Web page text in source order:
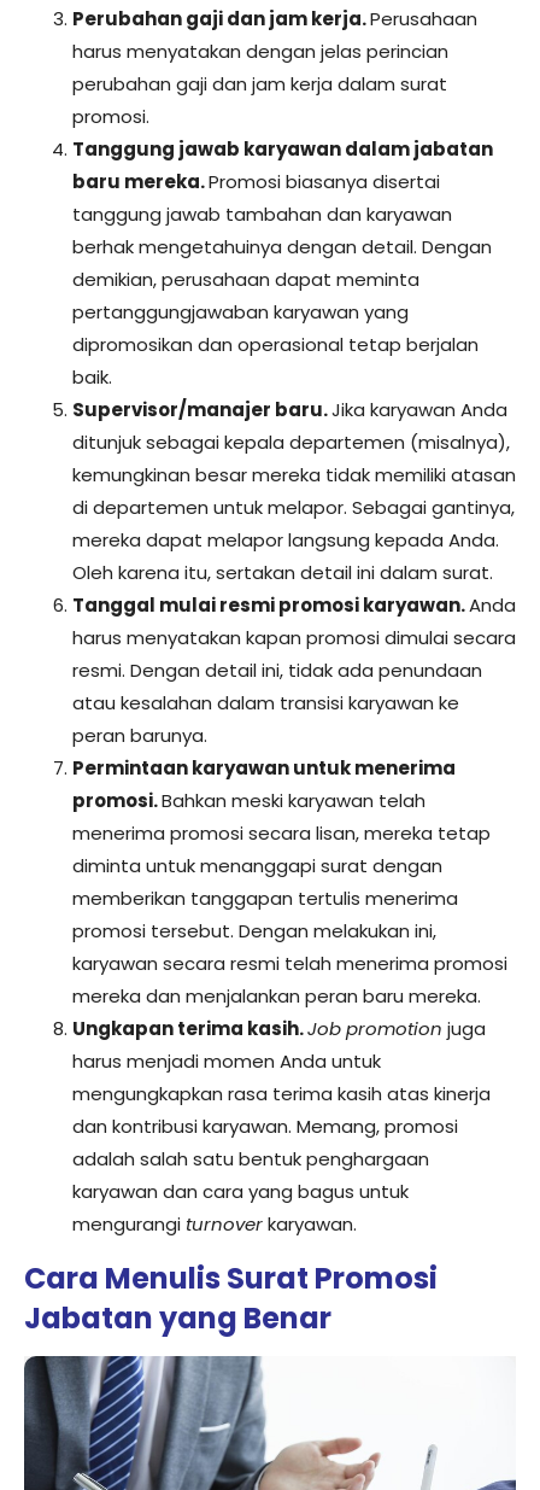
Perubahan gaji dan jam kerja.Perusahaan
harus menyatakan dengan jelas perincian
perubahan gaji dan jam kerja dalam surat
promosi.
Tanggung jawab karyawan dalam jabatan
baru mereka.Promosi biasanya disertai
tanggung jawab tambahan dan karyawan
berhak mengetahuinya dengan detail. Dengan
demikian, perusahaan dapat meminta
pertanggungjawaban karyawan yang
dipromosikan dan operasional tetap berjalan
baik.
Supervisor/manajer baru.Jika karyawan Anda
ditunjuk sebagai kepala departemen (misalnya),
kemungkinan besar mereka tidak memiliki atasan
di departemen untuk melapor. Sebagai gantinya,
mereka dapat melapor langsung kepada Anda.
Oleh karena itu, sertakan detail ini dalam surat.
Tanggal mulai resmi promosi karyawan.Anda
harus menyatakan kapan promosi dimulai secara
resmi. Dengan detail ini, tidak ada penundaan
atau kesalahan dalam transisi karyawan ke
peran barunya.
Permintaan karyawan untuk menerima
promosi.Bahkan meski karyawan telah
menerima promosi secara lisan, mereka tetap
diminta untuk menanggapi surat dengan
memberikan tanggapan tertulis menerima
promosi tersebut. Dengan melakukan ini,
karyawan secara resmi telah menerima promosi
mereka dan menjalankan peran baru mereka.
Ungkapan terima kasih.Job promotion juga
harus menjadi momen Anda untuk
mengungkapkan rasa terima kasih atas kinerja
dan kontribusi karyawan. Memang, promosi
adalah salah satu bentuk penghargaan
karyawan dan cara yang bagus untuk
mengurangi turnoverkaryawan.
Cara Menulis Surat Promosi
Jabatan yang Benar